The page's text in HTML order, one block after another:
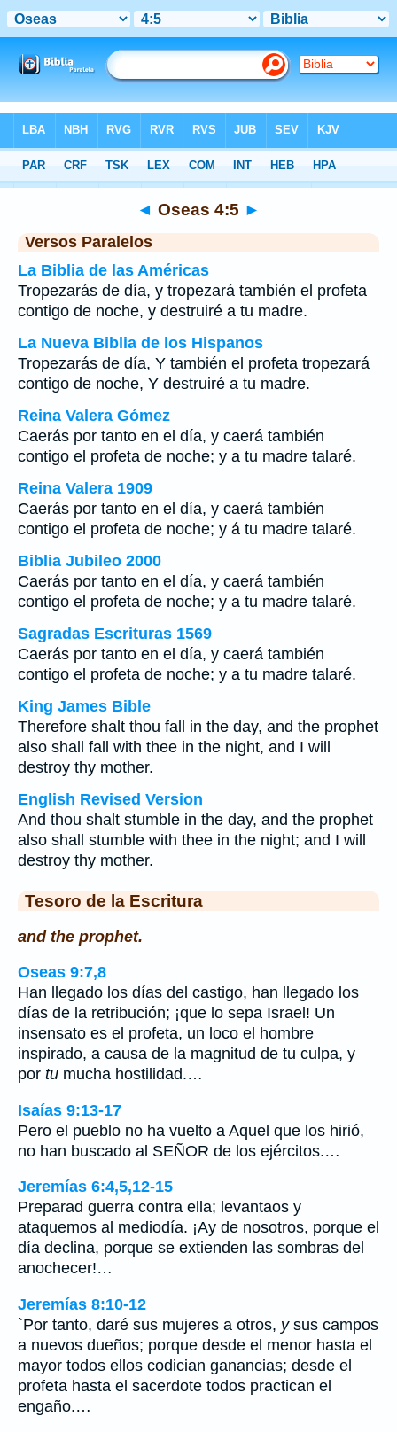
>Oseas> Capítulo 4> Verso 5
◄ Oseas 4:5 ►
Versos Paralelos
La Biblia de las Américas
Tropezarás de día, y tropezará también el profeta
contigo de noche, y destruiré a tu madre.
La Nueva Biblia de los Hispanos
Tropezarás de día, Y también el profeta tropezará
contigo de noche, Y destruiré a tu madre.
Reina Valera Gómez
Caerás por tanto en el día, y caerá también
contigo el profeta de noche; y a tu madre talaré.
Reina Valera 1909
Caerás por tanto en el día, y caerá también
contigo el profeta de noche; y á tu madre talaré.
Biblia Jubileo 2000
Caerás por tanto en el día, y caerá también
contigo el profeta de noche; y a tu madre talaré.
Sagradas Escrituras 1569
Caerás por tanto en el día, y caerá también
contigo el profeta de noche; y a tu madre talaré.
King James Bible
Therefore shalt thou fall in the day, and the prophet
also shall fall with thee in the night, and I will
destroy thy mother.
English Revised Version
And thou shalt stumble in the day, and the prophet
also shall stumble with thee in the night; and I will
destroy thy mother.
Tesoro de la Escritura
and the prophet.
Oseas 9:7,8
Han llegado los días del castigo, han llegado los
días de la retribución; ¡que lo sepa Israel! Un
insensato es el profeta, un loco el hombre
inspirado, a causa de la magnitud de tu culpa, y
por tu mucha hostilidad.…
Isaías 9:13-17
Pero el pueblo no ha vuelto a Aquel que los hirió,
no han buscado al SEÑOR de los ejércitos.…
Jeremías 6:4,5,12-15
Preparad guerra contra ella; levantaos y
ataquemos al mediodía. ¡Ay de nosotros, porque el
día declina, porque se extienden las sombras del
anochecer!…
Jeremías 8:10-12
`Por tanto, daré sus mujeres a otros, ysus campos
a nuevos dueños; porque desde el menor hasta el
mayor todos ellos codician ganancias; desde el
profeta hasta el sacerdote todos practican el
engaño.…